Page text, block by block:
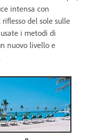
intensa con
del sole sulle
i metodi di
nuovo livello e